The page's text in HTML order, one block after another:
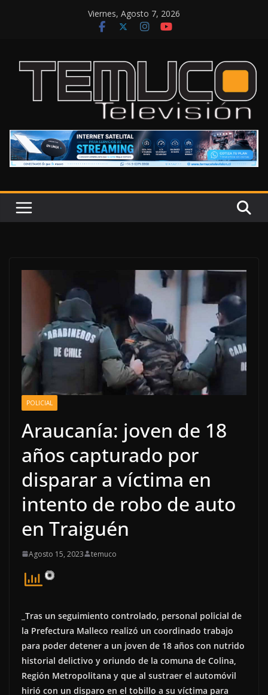
Viernes, Agosto 7, 2026
POLICIAL
Araucanía: joven de 18
años capturado por
disparar a víctima en
intento de robo de auto
en Traiguén
Agosto 15, 2023 temuco
_Tras un seguimiento controlado, personal policial de
la Prefectura Malleco realizó un coordinado trabajo
para poder detener a un joven de 18 años con nutrido
historial delictivo y oriundo de la comuna de Colina,
Región Metropolitana y que al sustraer el automóvil
hirió con un disparo en el tobillo a su víctima para